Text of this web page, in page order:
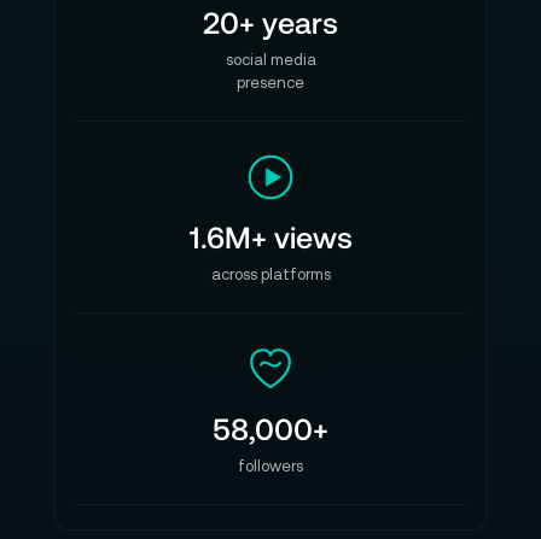
20+ years
social media
presence
1.6M+ views
across platforms
58,000+
followers